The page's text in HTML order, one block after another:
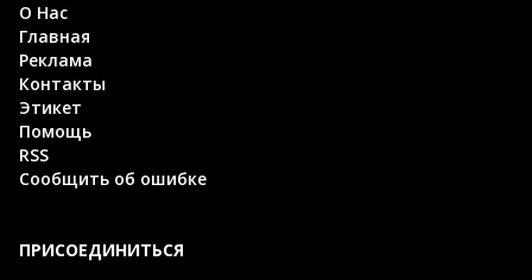
О Нас
Главная
Реклама
Контакты
Этикет
Помощь
RSS
Сообщить об ошибке
ПРИСОЕДИНИТЬСЯ